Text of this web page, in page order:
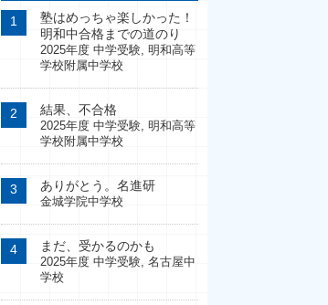
塾はめっちゃ楽しかった！
明和中合格までの道のり
2025年度 中学受験, 明和高等
学校附属中学校
結果、不合格
2025年度 中学受験, 明和高等
学校附属中学校
ありがとう。名進研
金城学院中学校
まだ、受かるのかも
2025年度 中学受験, 名古屋中
学校